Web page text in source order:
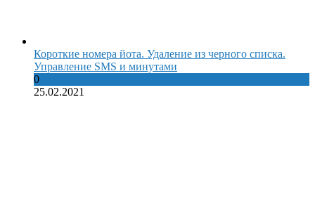
Короткие номера йота. Удаление из черного списка.
Управление SMS и минутами
0
25.02.2021